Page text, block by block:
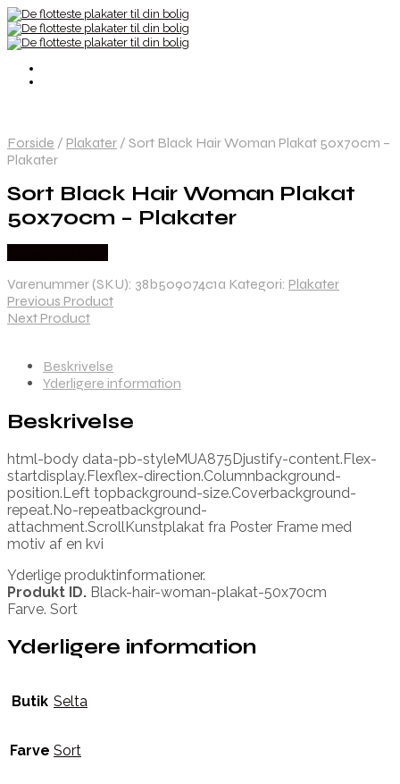
Forside / Plakater / Sort Black Hair Woman Plakat 50x70cm –
Plakater
Sort Black Hair Woman Plakat
50x70cm – Plakater
Varenummer (SKU): 38b509074c1a Kategori: Plakater
Previous Product
Next Product
Beskrivelse
Yderligere information
Beskrivelse
html-body data-pb-styleMUA875Djustify-content.Flex-
startdisplay.Flexflex-direction.Columnbackground-
position.Left topbackground-size.Coverbackground-
repeat.No-repeatbackground-
attachment.ScrollKunstplakat fra Poster Frame med
motiv af en kvi
Yderlige produktinformationer.
Produkt ID. Black-hair-woman-plakat-50x70cm
Farve. Sort
Yderligere information
Butik Selta
Farve Sort